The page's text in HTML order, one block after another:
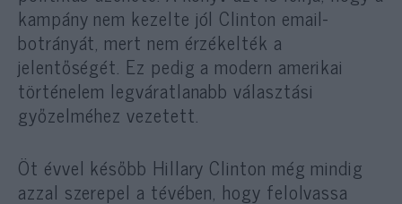
kampány nem kezelte jól Clinton email-
botrányát, mert nem érzékelték a
jelentőségét. Ez pedig a modern amerikai
történelem legváratlanabb választási
győzelméhez vezetett.
Öt évvel később Hillary Clinton még mindig
azzal szerepel a tévében, hogy felolvassa